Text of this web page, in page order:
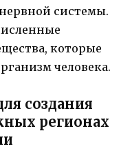
системы.
которые
человека.
создания
регионах